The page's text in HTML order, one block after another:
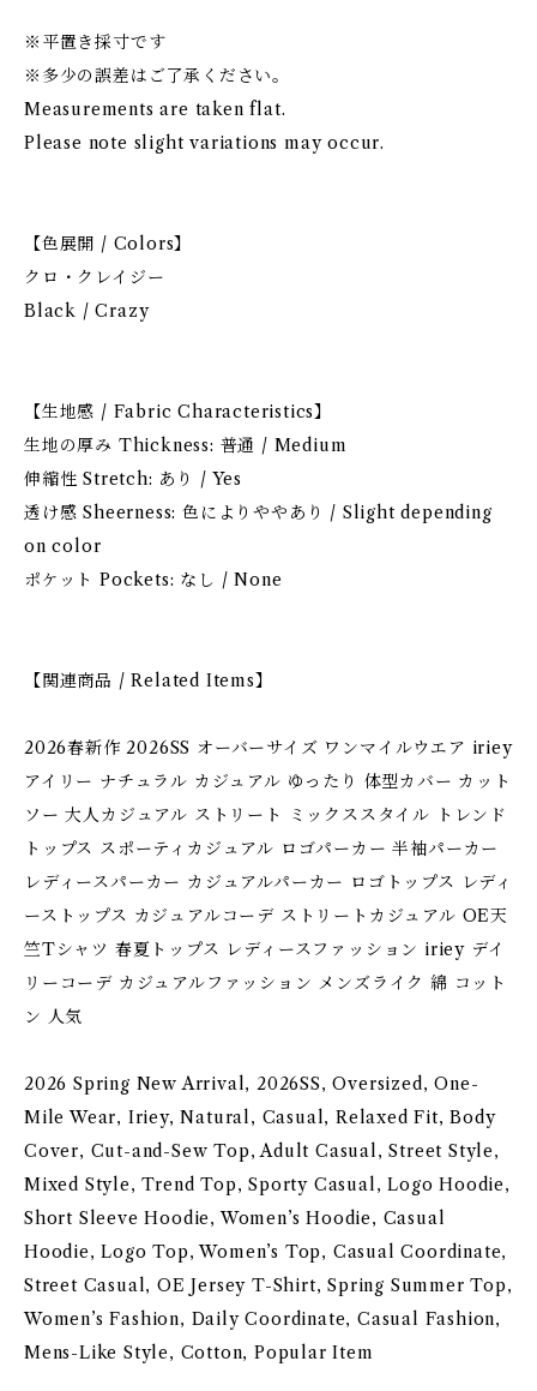
※平置き採寸です
※多少の誤差はご了承ください。
Measurements are taken flat.
Please note slight variations may occur.
【色展開 / Colors】
クロ・クレイジー
Black / Crazy
【生地感 / Fabric Characteristics】
生地の厚み Thickness: 普通 / Medium
伸縮性 Stretch: あり / Yes
透け感 Sheerness: 色によりややあり / Slight depending
on color
ポケット Pockets: なし / None
【関連商品 / Related Items】
2026春新作 2026SS オーバーサイズ ワンマイルウエア iriey
アイリー ナチュラル カジュアル ゆったり 体型カバー カット
ソー 大人カジュアル ストリート ミックススタイル トレンド
トップス スポーティカジュアル ロゴパーカー 半袖パーカー
レディースパーカー カジュアルパーカー ロゴトップス レディ
ーストップス カジュアルコーデ ストリートカジュアル OE天
竺Tシャツ 春夏トップス レディースファッション iriey デイ
リーコーデ カジュアルファッション メンズライク 綿 コット
ン 人気
2026 Spring New Arrival, 2026SS, Oversized, One-
Mile Wear, Iriey, Natural, Casual, Relaxed Fit, Body
Cover, Cut-and-Sew Top, Adult Casual, Street Style,
Mixed Style, Trend Top, Sporty Casual, Logo Hoodie,
Short Sleeve Hoodie, Women’s Hoodie, Casual
Hoodie, Logo Top, Women’s Top, Casual Coordinate,
Street Casual, OE Jersey T-Shirt, Spring Summer Top,
Women’s Fashion, Daily Coordinate, Casual Fashion,
Mens-Like Style, Cotton, Popular Item